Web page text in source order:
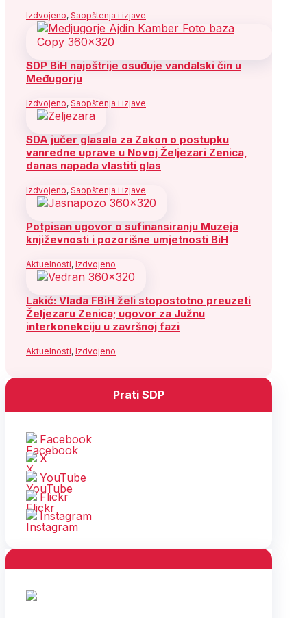
Izdvojeno, Saopštenja i izjave
SDP BiH najoštrije osuđuje vandalski čin u
Međugorju
Izdvojeno, Saopštenja i izjave
SDA jučer glasala za Zakon o postupku
vanredne uprave u Novoj Željezari Zenica,
danas napada vlastiti glas
Izdvojeno, Saopštenja i izjave
Potpisan ugovor o sufinansiranju Muzeja
književnosti i pozorišne umjetnosti BiH
Aktuelnosti, Izdvojeno
Lakić: Vlada FBiH želi stopostotno preuzeti
Željezaru Zenica; ugovor za Južnu
interkonekciju u završnoj fazi
Aktuelnosti, Izdvojeno
Prati SDP
Facebook
X
YouTube
Flickr
Instagram